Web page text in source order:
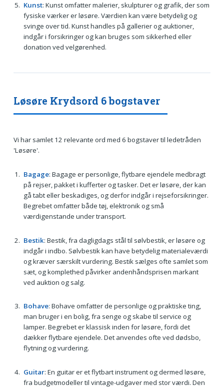
Kunst: Kunst omfatter malerier, skulpturer og grafik, der som
fysiske værker er løsøre. Værdien kan være betydelig og
svinge over tid. Kunst handles på gallerier og auktioner,
indgår i forsikringer og kan bruges som sikkerhed eller
donation ved velgørenhed.
Løsøre Krydsord 6 bogstaver
Vi har samlet 12 relevante ord med 6 bogstaver til ledetråden
'Løsøre'.
Bagage: Bagage er personlige, flytbare ejendele medbragt
på rejser, pakket i kufferter og tasker. Det er løsøre, der kan
gå tabt eller beskadiges, og derfor indgår i rejseforsikringer.
Begrebet omfatter både tøj, elektronik og små
værdigenstande under transport.
Bestik: Bestik, fra dagligdags stål til sølvbestik, er løsøre og
indgår i indbo. Sølvbestik kan have betydelig materialeværdi
og kræver særskilt vurdering. Bestik sælges ofte samlet som
sæt, og komplethed påvirker andenhåndsprisen markant
ved auktion og salg.
Bohave: Bohave omfatter de personlige og praktiske ting,
man bruger i en bolig, fra senge og skabe til service og
lamper. Begrebet er klassisk inden for løsøre, fordi det
dækker flytbare ejendele. Det anvendes ofte ved dødsbo,
flytning og vurdering.
Guitar: En guitar er et flytbart instrument og dermed løsøre,
fra budgetmodeller til vintage-udgaver med stor værdi. Den